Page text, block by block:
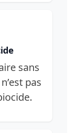
sans
pas